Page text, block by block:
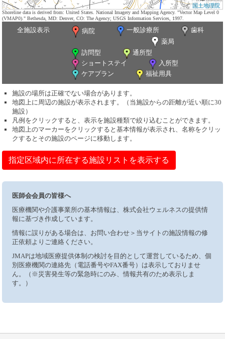
国土地理院
Shoreline data is derived from: United States. National Imagery and Mapping Agency. "Vector Map Level 0
(VMAP0)." Bethesda, MD: Denver, CO: The Agency; USGS Information Services, 1997.
全施設表示 病院 一般診療所
歯科
薬局
訪問型
通所型
ショートステイ
入所型
ケアプラン
福祉用具
施設の場所は正確でない場合があります。
地図上に周辺の施設が表示されます。（当施設からの距離が近い順に30
施設）
凡例をクリックすると、表示を施設種類で絞り込むことができます。
地図上のマーカーをクリックすると基本情報が表示され、名称をクリッ
クするとその施設のページに移動します。
指定区域内に所在する施設リストを表示する
医師会会員の皆様へ
医療機関や介護事業所の基本情報は、株式会社ウェルネスの提供情
報に基づき作成しています。
情報に誤りがある場合は、お問い合わせ＞当サイトの施設情報の修
正依頼よりご連絡ください。
JMAPは地域医療提供体制の検討を目的として運営しているため、個
別医療機関の連絡先（電話番号やFAX番号）は表示しておりませ
ん。（※災害発生等の緊急時にのみ、情報共有のため表示しま
す。）